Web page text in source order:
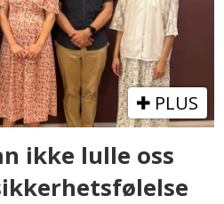
PLUS
ikke lulle oss